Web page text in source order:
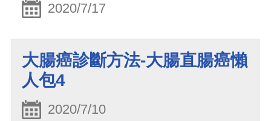
2020/7/17
大腸癌診斷方法-大腸直腸癌懶
人包4
2020/7/10